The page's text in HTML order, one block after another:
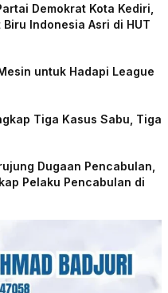
Demokrat Kota Kediri,
Indonesia Asri di HUT
untuk Hadapi League
Tiga Kasus Sabu, Tiga
Dugaan Pencabulan,
Pelaku Pencabulan di